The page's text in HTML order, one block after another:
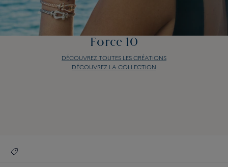
Force 10
DÉCOUVREZ TOUTES LES CRÉATIONS
DÉCOUVREZ LA COLLECTION